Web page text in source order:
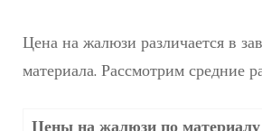
Цена на жалюзи различается в
материала. Рассмотрим средние
Цены на жалюзи по материалу